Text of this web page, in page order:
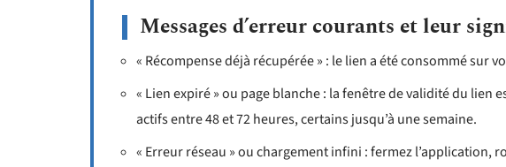
Messages d’erreur courants et leur
« Récompense déjà récupérée » : le lien a été consommé sur
« Lien expiré » ou page blanche : la fenêtre de validité du lien
actifs entre 48 et 72 heures, certains jusqu’à une semaine.
« Erreur réseau » ou chargement infini : fermez l’application,